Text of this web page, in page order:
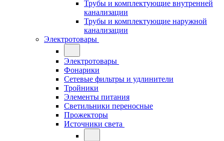
Трубы и комплектующие внутренней
канализации
Трубы и комплектующие наружной
канализации
Электротовары
Электротовары
Фонарики
Сетевые фильтры и удлинители
Тройники
Элементы питания
Светильники переносные
Прожекторы
Источники света